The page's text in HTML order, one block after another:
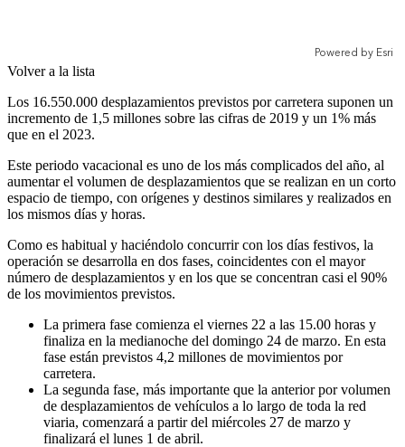
Volver a la lista
Los 16.550.000 desplazamientos previstos por carretera suponen un
incremento de 1,5 millones sobre las cifras de 2019 y un 1% más
que en el 2023.
Este periodo vacacional es uno de los más complicados del año, al
aumentar el volumen de desplazamientos que se realizan en un corto
espacio de tiempo, con orígenes y destinos similares y realizados en
los mismos días y horas.
Como es habitual y haciéndolo concurrir con los días festivos, la
operación se desarrolla en dos fases, coincidentes con el mayor
número de desplazamientos y en los que se concentran casi el 90%
de los movimientos previstos.
La primera fase comienza el viernes 22 a las 15.00 horas y
finaliza en la medianoche del domingo 24 de marzo. En esta
fase están previstos 4,2 millones de movimientos por
carretera.
La segunda fase, más importante que la anterior por volumen
de desplazamientos de vehículos a lo largo de toda la red
viaria, comenzará a partir del miércoles 27 de marzo y
finalizará el lunes 1 de abril.